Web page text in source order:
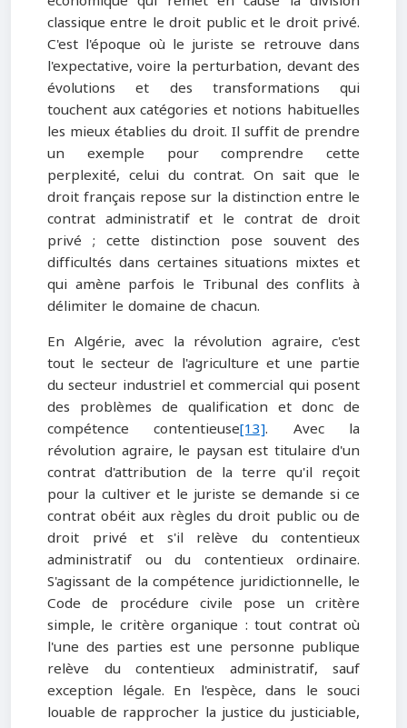
classique entre le droit public et le droit privé.
C'est l'époque où le juriste se retrouve dans
l'expectative, voire la perturbation, devant des
évolutions et des transformations qui
touchent aux catégories et notions habituelles
les mieux établies du droit. Il suffit de prendre
un exemple pour comprendre cette
perplexité, celui du contrat. On sait que le
droit français repose sur la distinction entre le
contrat administratif et le contrat de droit
privé ; cette distinction pose souvent des
difficultés dans certaines situations mixtes et
qui amène parfois le Tribunal des conflits à
délimiter le domaine de chacun.
En Algérie, avec la révolution agraire, c'est
tout le secteur de l'agriculture et une partie
du secteur industriel et commercial qui posent
des problèmes de qualification et donc de
compétence contentieuse[13]. Avec la
révolution agraire, le paysan est titulaire d'un
contrat d'attribution de la terre qu'il reçoit
pour la cultiver et le juriste se demande si ce
contrat obéit aux règles du droit public ou de
droit privé et s'il relève du contentieux
administratif ou du contentieux ordinaire.
S'agissant de la compétence juridictionnelle, le
Code de procédure civile pose un critère
simple, le critère organique : tout contrat où
l'une des parties est une personne publique
relève du contentieux administratif, sauf
exception légale. En l'espèce, dans le souci
louable de rapprocher la justice du justiciable,